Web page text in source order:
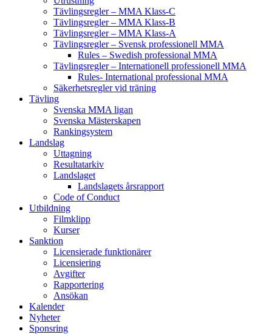
Tävlingsregler – MMA Klass-C
Tävlingsregler – MMA Klass-B
Tävlingsregler – MMA Klass-A
Tävlingsregler – Svensk professionell MMA
Rules – Swedish professional MMA
Tävlingsregler – Internationell professionell MMA
Rules- International professional MMA
Säkerhetsregler vid träning
Tävling
Svenska MMA ligan
Svenska Mästerskapen
Rankingsystem
Landslag
Uttagning
Resultatarkiv
Landslaget
Landslagets årsrapport
Code of Conduct
Utbildning
Filmklipp
Kurser
Sanktion
Licensierade funktionärer
Licensiering
Avgifter
Rapportering
Ansökan
Kalender
Nyheter
Sponsring